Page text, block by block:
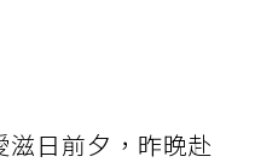
日前夕，昨晚赴